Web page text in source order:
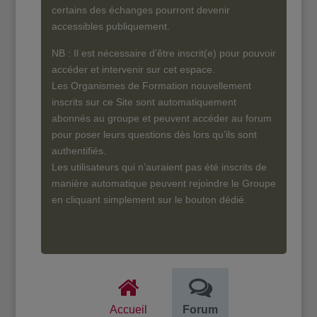
certains des échanges pourront devenir
accessibles publiquement.
NB : Il est nécessaire d’être inscrit(e) pour pouvoir
accéder et intervenir sur cet espace.
Les Organismes de Formation nouvellement
inscrits sur ce Site sont automatiquement
abonnés au groupe et peuvent accéder au forum
pour poser leurs questions dès lors qu’ils sont
authentifiés.
Les utilisateurs qui n’auraient pas été inscrits de
manière automatique peuvent rejoindre le Groupe
en cliquant simplement sur le bouton dédié.
Accueil Forum